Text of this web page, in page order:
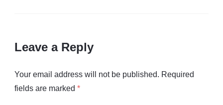
Leave a Reply
Your email address will not be published. Required
fields are marked *